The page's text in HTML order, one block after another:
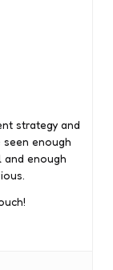
strategy and
seen enough
and enough